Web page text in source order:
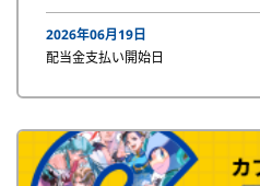
2026年06月19日
配当金支払い開始日